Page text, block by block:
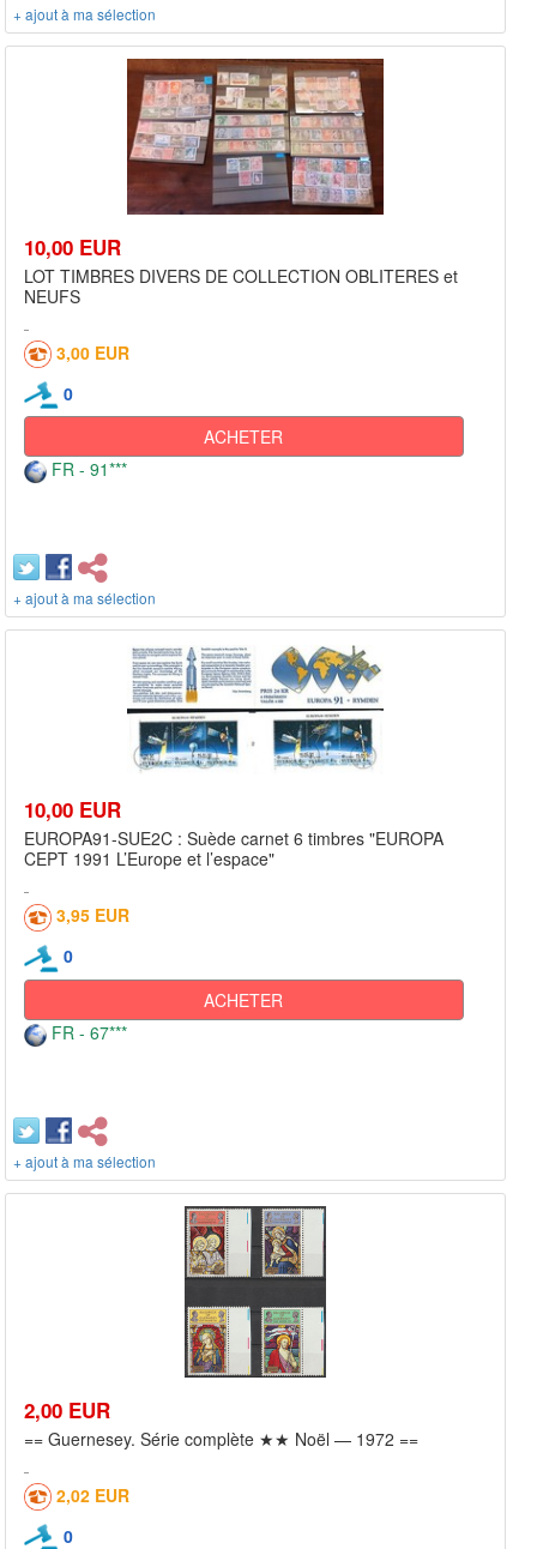
+ ajout à ma sélection
10,00 EUR
LOT TIMBRES DIVERS DE COLLECTION OBLITERES et
NEUFS
3,00 EUR
0
ACHETER
FR - 91***
+ ajout à ma sélection
10,00 EUR
EUROPA91-SUE2C : Suède carnet 6 timbres "EUROPA
CEPT 1991 L’Europe et l’espace"
3,95 EUR
0
ACHETER
FR - 67***
+ ajout à ma sélection
2,00 EUR
== Guernesey. Série complète ★★ Noël — 1972 ==
2,02 EUR
0